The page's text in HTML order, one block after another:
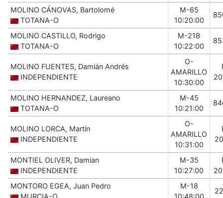
MOLINO CÁNOVAS, Bartolomé
TOTANA-O
M-65
10:20:00
MOLINO CASTILLO, Rodrigo
TOTANA-O
M-21B
10:22:00
MOLINO FUENTES, Damián Andrés
INDEPENDIENTE
O-
AMARILLO
10:30:00
MOLINO HERNANDEZ, Laureano
TOTANA-O
M-45
10:21:00
MOLINO LORCA, Martín
INDEPENDIENTE
O-
AMARILLO
10:31:00
MONTIEL OLIVER, Damian
INDEPENDIENTE
M-35
10:27:00
MONTORO EGEA, Juan Pedro
M-18